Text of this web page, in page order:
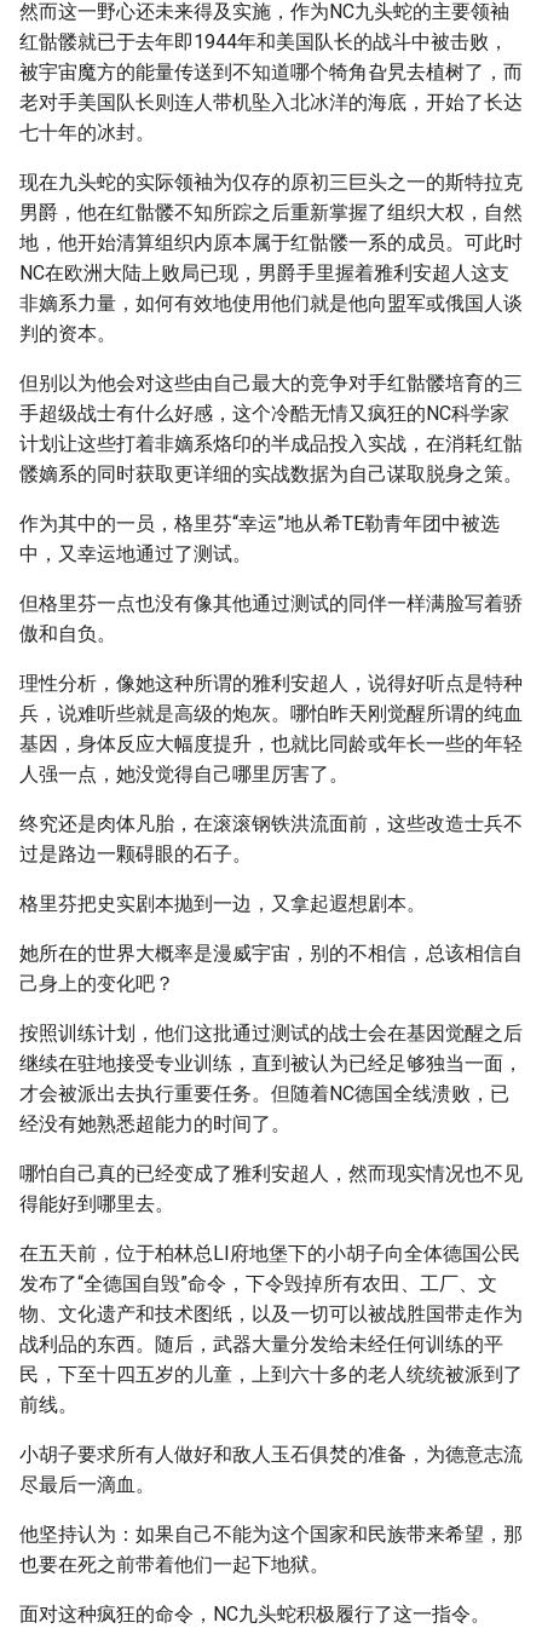
然而这一野心还未来得及实施，作为NC九头蛇的主要领袖
红骷髅就已于去年即1944年和美国队长的战斗中被击败，
被宇宙魔方的能量传送到不知道哪个犄角旮旯去植树了，而
老对手美国队长则连人带机坠入北冰洋的海底，开始了长达
七十年的冰封。
现在九头蛇的实际领袖为仅存的原初三巨头之一的斯特拉克
男爵，他在红骷髅不知所踪之后重新掌握了组织大权，自然
地，他开始清算组织内原本属于红骷髅一系的成员。可此时
NC在欧洲大陆上败局已现，男爵手里握着雅利安超人这支
非嫡系力量，如何有效地使用他们就是他向盟军或俄国人谈
判的资本。
但别以为他会对这些由自己最大的竞争对手红骷髅培育的三
手超级战士有什么好感，这个冷酷无情又疯狂的NC科学家
计划让这些打着非嫡系烙印的半成品投入实战，在消耗红骷
髅嫡系的同时获取更详细的实战数据为自己谋取脱身之策。
作为其中的一员，格里芬“幸运”地从希TE勒青年团中被选
中，又幸运地通过了测试。
但格里芬一点也没有像其他通过测试的同伴一样满脸写着骄
傲和自负。
理性分析，像她这种所谓的雅利安超人，说得好听点是特种
兵，说难听些就是高级的炮灰。哪怕昨天刚觉醒所谓的纯血
基因，身体反应大幅度提升，也就比同龄或年长一些的年轻
人强一点，她没觉得自己哪里厉害了。
终究还是肉体凡胎，在滚滚钢铁洪流面前，这些改造士兵不
过是路边一颗碍眼的石子。
格里芬把史实剧本抛到一边，又拿起遐想剧本。
她所在的世界大概率是漫威宇宙，别的不相信，总该相信自
己身上的变化吧？
按照训练计划，他们这批通过测试的战士会在基因觉醒之后
继续在驻地接受专业训练，直到被认为已经足够独当一面，
才会被派出去执行重要任务。但随着NC德国全线溃败，已
经没有她熟悉超能力的时间了。
哪怕自己真的已经变成了雅利安超人，然而现实情况也不见
得能好到哪里去。
在五天前，位于柏林总LI府地堡下的小胡子向全体德国公民
发布了“全德国自毁”命令，下令毁掉所有农田、工厂、文
物、文化遗产和技术图纸，以及一切可以被战胜国带走作为
战利品的东西。随后，武器大量分发给未经任何训练的平
民，下至十四五岁的儿童，上到六十多的老人统统被派到了
前线。
小胡子要求所有人做好和敌人玉石俱焚的准备，为德意志流
尽最后一滴血。
他坚持认为：如果自己不能为这个国家和民族带来希望，那
也要在死之前带着他们一起下地狱。
面对这种疯狂的命令，NC九头蛇积极履行了这一指令。